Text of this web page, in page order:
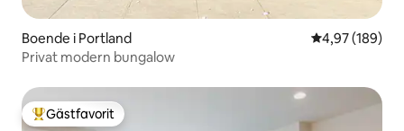
Boende i Portland 4,97 av 5 i
4,97 (189)
Privat modern bungalow
Populär gästfavorit
Gästfavorit